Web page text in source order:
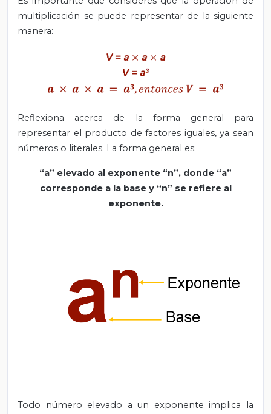
multiplicación se puede representar de la siguiente
manera:
Reflexiona acerca de la forma general para
representar el producto de factores iguales, ya sean
números o literales. La forma general es:
“a” elevado al exponente “n”, donde “a”
corresponde a la base y “n” se refiere al
exponente.
Todo número elevado a un exponente implica la